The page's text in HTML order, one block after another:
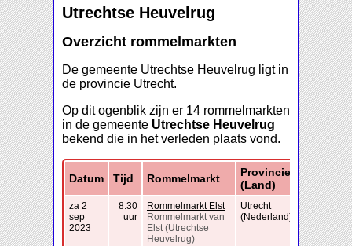
Utrechtse Heuvelrug
Overzicht rommelmarkten
De gemeente Utrechtse Heuvelrug ligt in
de provincie Utrecht.
Op dit ogenblik zijn er 14 rommelmarkten
in de gemeente Utrechtse Heuvelrug
bekend die in het verleden plaats vond.
Datum Tijd Rommelmarkt
Provincie
(Land)
za 2
sep
2023
8:30
uur
Rommelmarkt Elst
Rommelmarkt van
Elst (Utrechtse
Heuvelrug)
Utrecht
(Nederland)